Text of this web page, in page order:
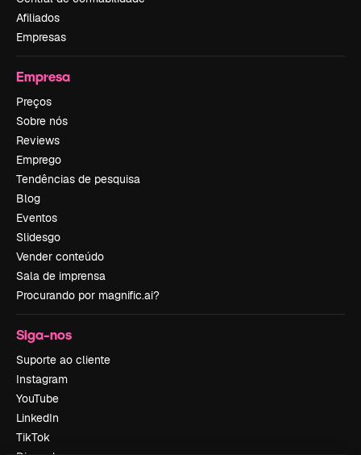
Afiliados
Empresas
Empresa
Preços
Sobre nós
Reviews
Emprego
Tendências de pesquisa
Blog
Eventos
Slidesgo
Vender conteúdo
Sala de imprensa
Procurando por magnific.ai?
Siga-nos
Suporte ao cliente
Instagram
YouTube
LinkedIn
TikTok